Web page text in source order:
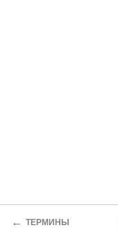
← ТЕРМИНЫ